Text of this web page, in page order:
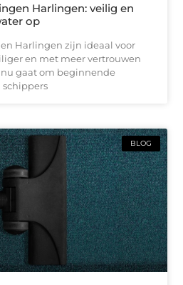
Harlingen: veilig en
op
Harlingen zijn ideaal voor
en met meer vertrouwen
gaat om beginnende
schippers
BLOG